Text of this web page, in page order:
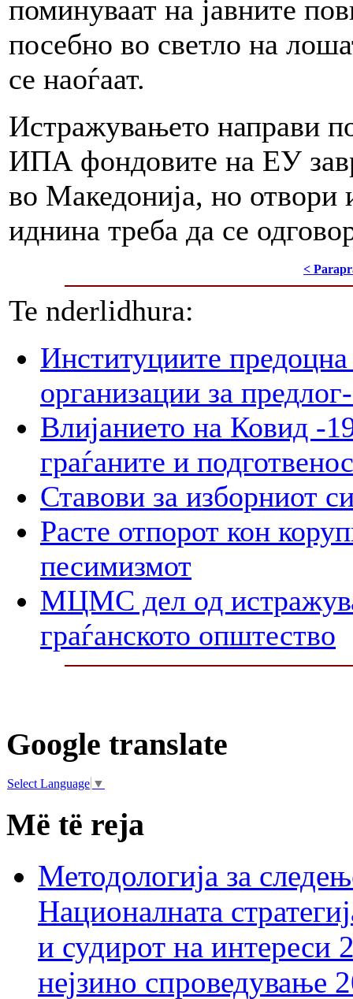
поминуваат на јавните
посебно во светло на
се наоѓаат.
Истражувањето направи
ИПА фондовите на ЕУ
во Македонија, но
иднина треба да се
<
Te nderlidhura:
Институциите предоцна
организации за
Влијанието на Ковид -
граѓаните и
Ставови за изборниот
Расте отпорот кон
песимизмот
МЦМС дел од
граѓанското општество
Google translate
Select Language ▼
Më të reja
Методологија за
Националната
и судирот на интереси
нејзино спроведување